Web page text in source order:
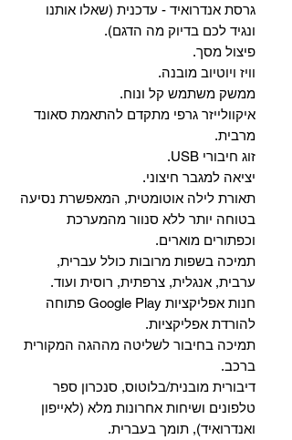
גרסת אנדרואיד - עדכנית (שאלו אותנו
ונגיד לכם בדיוק מה הדגם).
פיצול מסך.
וויז ויוטיוב מובנה.
ממשק משתמש קל ונוח.
איקוולייזר גרפי מתקדם להתאמת סאונד
מרבית.
זוג חיבורי USB.
יציאה למגבר חיצוני.
תאורת לילה אוטומטית, המאפשרת נסיעה
בטוחה יותר ללא סנוור מהמערכת
וכפתורים מוארים.
תמיכה בשפות מרובות כולל עברית,
ערבית, אנגלית, צרפתית, רוסית ועוד.
‏חנות אפליקציות Google Play פתוחה
להורדת אפליקציות.
‏תמיכה בחיבור לשליטה מההגה המקורית
ברכב.
‏דיבורית מובנית/בלוטוס, ‏סנכרון ספר
טלפונים ושיחות אחרונות מלא (לאייפון
ואנדרואיד), תומך בעברית.